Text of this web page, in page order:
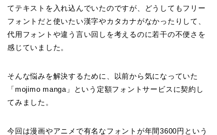
てテキストを入れ込んでいたのですが、どうしてもフリー
フォントだと使いたい漢字やカタカナがなかったりして、
代用フォントや違う言い回しを考えるのに若干の不便さを
感じていました。
そんな悩みを解決するために、以前から気になっていた
「mojimo manga」という定額フォントサービスに契約し
てみました。
今回は漫画やアニメで有名なフォントが年間3600円という